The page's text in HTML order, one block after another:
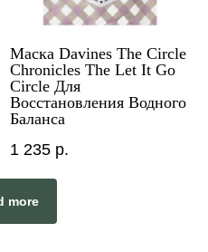
Маска Davines The Circle
Chronicles The Let It Go
Circle Для
Восстановления Водного
Баланса
1 235 р.
more